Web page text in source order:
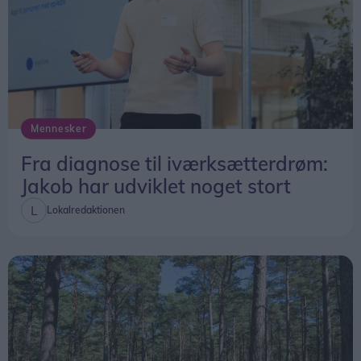
Mennesker
Fra diagnose til iværksætterdrøm:
Jakob har udviklet noget stort
Lokalredaktionen